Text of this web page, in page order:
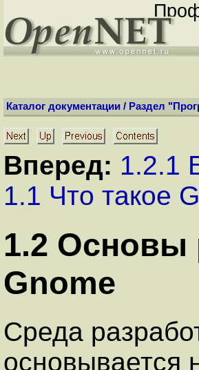
Каталог документации / Раздел
Вперед: 1.2.1
1.1 Что такое
1.2 Основы
Gnome
Среда
основывается